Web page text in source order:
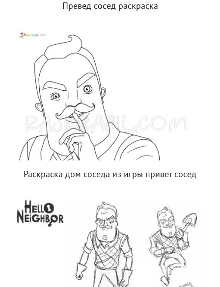
Превед сосед раскраска
Раскраска дом соседа из игры привет сосед